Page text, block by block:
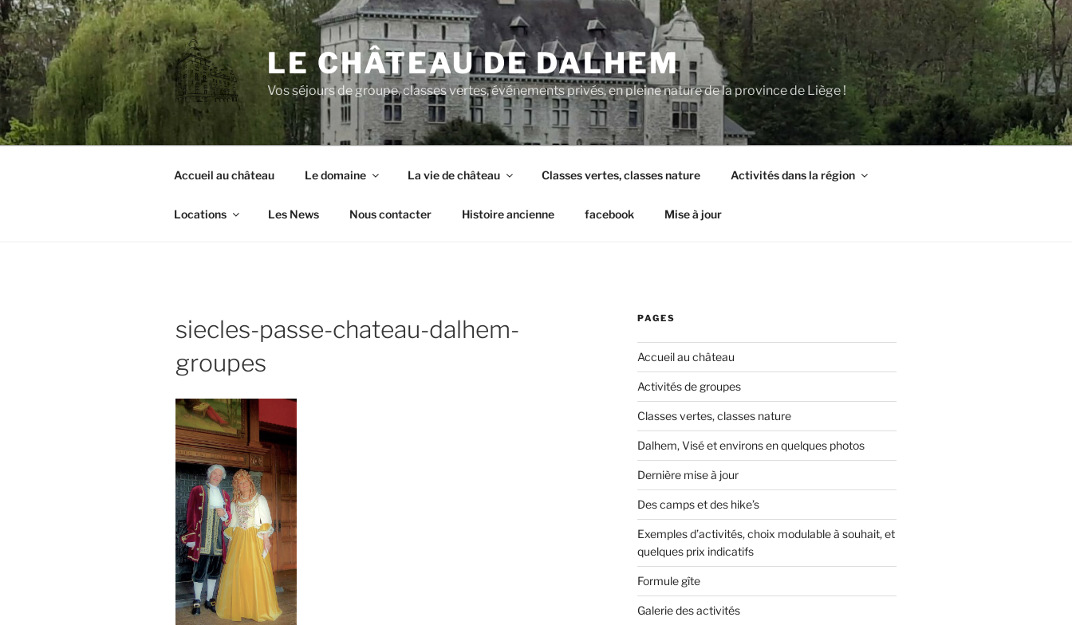
Aller
au
contenu
principal
LE CHÂTEAU DE DALHEM
Vos séjours de groupe, classes vertes, événements privés, en pleine nature de la province de Liège !
Accueil au château Le domaine La vie de château Classes vertes, classes nature Activités dans la région
Locations Les News Nous contacter Histoire ancienne facebook Mise à jour
siecles-passe-chateau-dalhem-
groupes
PAGES
Accueil au château
Activités de groupes
Classes vertes, classes nature
Dalhem, Visé et environs en quelques photos
Dernière mise à jour
Des camps et des hike’s
Exemples d’activités, choix modulable à souhait, et
quelques prix indicatifs
Formule gîte
Galerie des activités